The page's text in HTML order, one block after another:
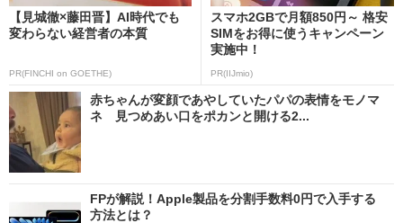
【見城徹×藤田晋】AI時代でも
変わらない経営者の本質
PR(FINCHI on GOETHE)
スマホ2GBで月額850円～ 格安
SIMをお得に使うキャンペーン
実施中！
PR(IIJmio)
赤ちゃんが変顔であやしていたパパの表情をモノマ
ネ 見つめあい口をポカンと開ける2...
FPが解説！Apple製品を分割手数料0円で入手する
方法とは？